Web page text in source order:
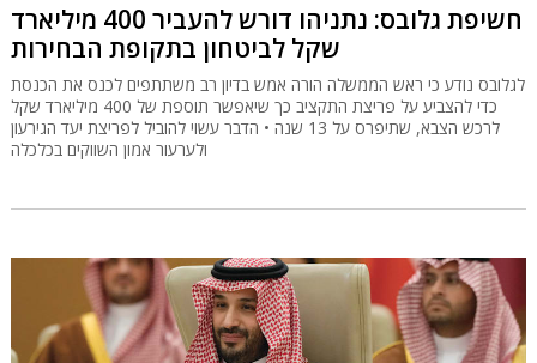
חשיפת גלובס: נתניהו דורש להעביר 400 מיליארד
שקל לביטחון בתקופת הבחירות
לגלובס נודע כי ראש הממשלה הורה אמש בדיון רב משתתפים לכנס את הכנסת
כדי להצביע על פריצת התקציב כך שיאפשר תוספת של 400 מיליארד שקל
לרכש הצבא, שתיפרס על 13 שנה • הדבר עשוי להוביל לפריצת יעד הגירעון
ולערעור אמון השווקים בכלכלה